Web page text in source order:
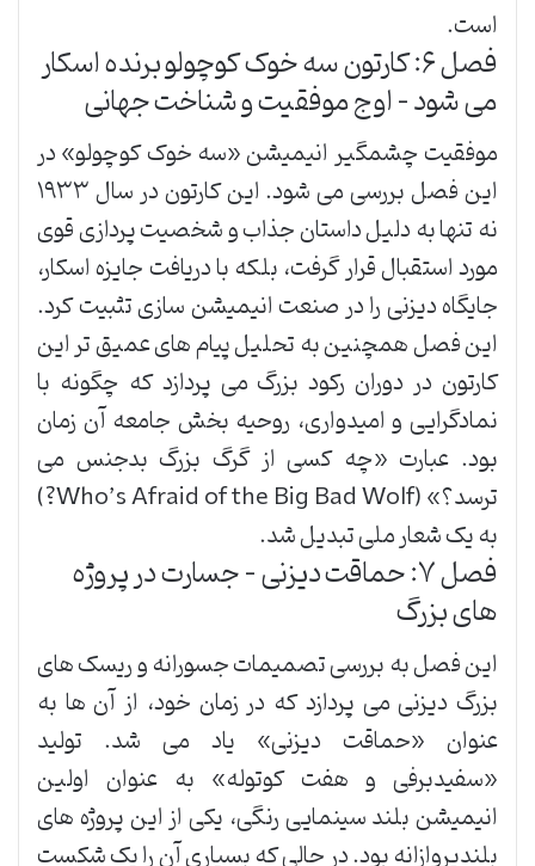
است.
فصل ۶: کارتون سه خوک کوچولو برنده اسکار
می شود – اوج موفقیت و شناخت جهانی
موفقیت چشمگیر انیمیشن «سه خوک کوچولو» در
این فصل بررسی می شود. این کارتون در سال ۱۹۳۳
نه تنها به دلیل داستان جذاب و شخصیت پردازی قوی
مورد استقبال قرار گرفت، بلکه با دریافت جایزه اسکار،
جایگاه دیزنی را در صنعت انیمیشن سازی تثبیت کرد.
این فصل همچنین به تحلیل پیام های عمیق تر این
کارتون در دوران رکود بزرگ می پردازد که چگونه با
نمادگرایی و امیدواری، روحیه بخش جامعه آن زمان
بود. عبارت «چه کسی از گرگ بزرگ بدجنس می
ترسد؟» (Who’s Afraid of the Big Bad Wolf?)
به یک شعار ملی تبدیل شد.
فصل ۷: حماقت دیزنی – جسارت در پروژه
های بزرگ
این فصل به بررسی تصمیمات جسورانه و ریسک های
بزرگ دیزنی می پردازد که در زمان خود، از آن ها به
عنوان «حماقت دیزنی» یاد می شد. تولید
«سفیدبرفی و هفت کوتوله» به عنوان اولین
انیمیشن بلند سینمایی رنگی، یکی از این پروژه های
بلندپروازانه بود. در حالی که بسیاری آن را یک شکست